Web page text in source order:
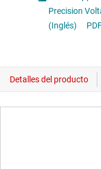
(Inglés)